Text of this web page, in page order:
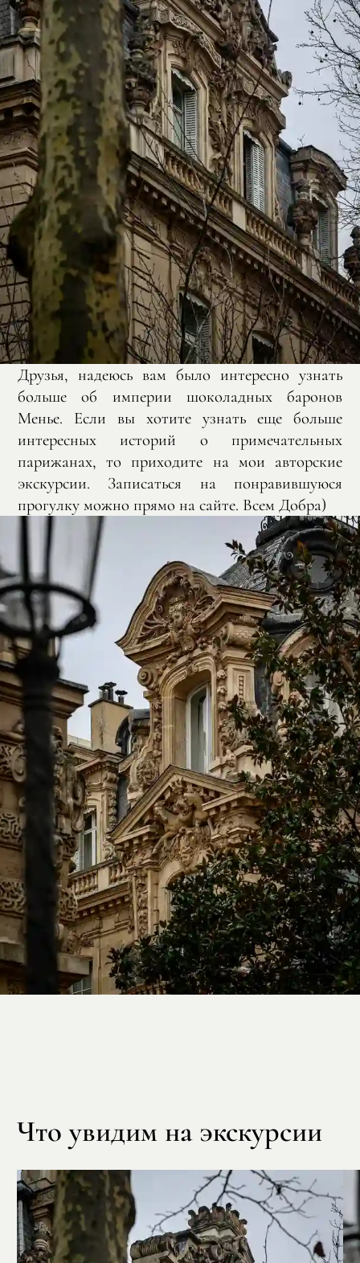
Друзья, надеюсь вам было интересно узнать
больше об империи шоколадных баронов
Менье. Если вы хотите узнать еще больше
интересных историй о примечательных
парижанах, то приходите на мои авторские
экскурсии. Записаться на понравившуюся
прогулку можно прямо на сайте. Всем Добра)
Что увидим на экскурсии